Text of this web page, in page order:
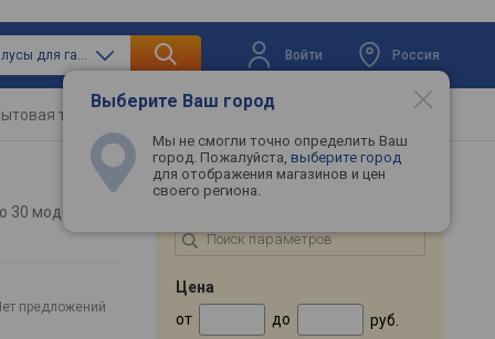
только стилусы для гаджетов Войти Россия
Выберите Ваш город
Мы не смогли точно определить Ваш
город. Пожалуйста, выберите город
для отображения магазинов и цен
своего региона.
техника Телевизоры
30 моделей
предложений
ПОДБОР ПО ПАРАМЕТРАМ
Цена
от
до руб.